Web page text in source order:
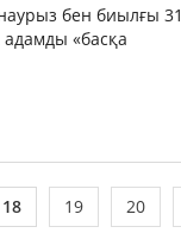
бен биылғы 31
«басқа
18 19 20